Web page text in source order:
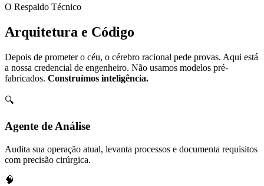
O Respaldo Técnico
Arquitetura e Código
Depois de prometer o céu, o cérebro racional pede provas. Aqui está
a nossa credencial de engenheiro. Não usamos modelos pré-
fabricados. Construímos inteligência.
🔍
Agente de Análise
Audita sua operação atual, levanta processos e documenta requisitos
com precisão cirúrgica.
🧠